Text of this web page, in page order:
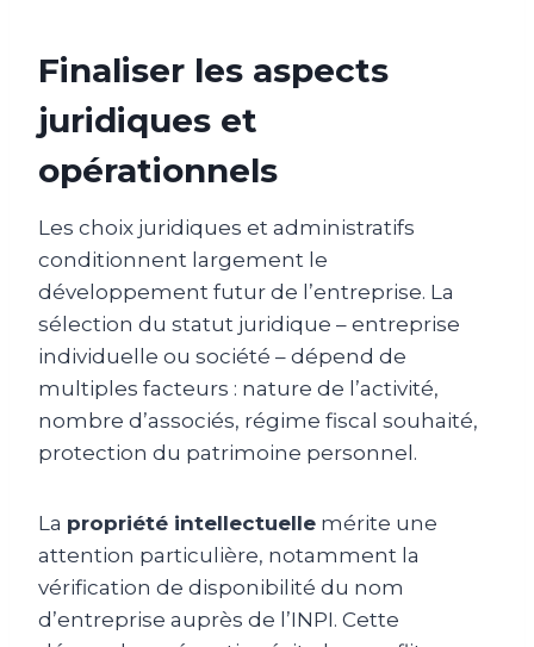
Finaliser les aspects
juridiques et
opérationnels
Les choix juridiques et administratifs
conditionnent largement le
développement futur de l’entreprise. La
sélection du statut juridique – entreprise
individuelle ou société – dépend de
multiples facteurs : nature de l’activité,
nombre d’associés, régime fiscal souhaité,
protection du patrimoine personnel.
La propriété intellectuelle mérite une
attention particulière, notamment la
vérification de disponibilité du nom
d’entreprise auprès de l’INPI. Cette